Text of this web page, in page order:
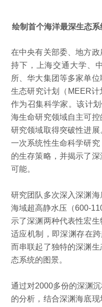
绘制首个海洋最深生态
在中央有关部委、地方
持下，上海交通大学、
所、华大集团等多家单
生态研究计划（MEER
作为召集科学家。该计
海生命研究领域自主可
研究领域取得突破性进
一次系统性生命科学研
的生存策略，并揭示了
可能。
研究团队多次深入深渊
海域超高静水压（600-
示了深渊两种代表性宏
适应机制，即深渊存在
而串联起了独特的深渊
态系统的图景。
通过对2000多份的深渊
的分析，结合深渊海底